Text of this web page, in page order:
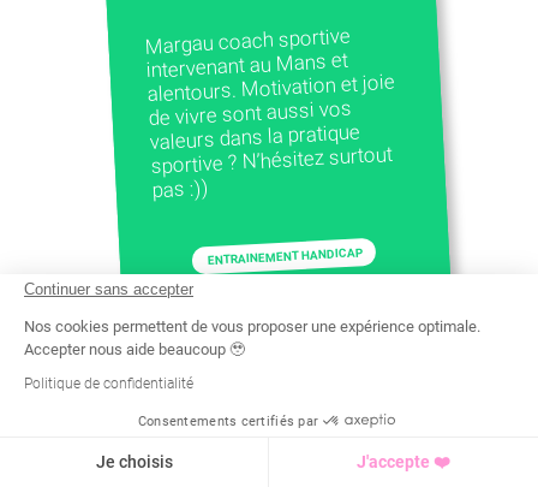
Margau coach sportive
intervenant au Mans et
alentours. Motivation et joie
de vivre sont aussi vos
valeurs dans la pratique
sportive ? N’hésitez surtout
pas :))
ENTRAINEMENT HANDICAP
Continuer sans accepter
Nos cookies permettent de vous proposer une expérience optimale.
Accepter nous aide beaucoup 🥹
Politique de confidentialité
Consentements certifiés par
Je choisis J'accepte ❤️